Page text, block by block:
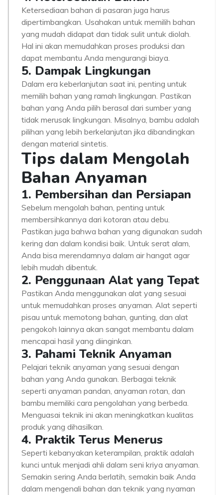
Ketersediaan bahan di pasaran juga harus
dipertimbangkan. Usahakan untuk memilih bahan
yang mudah didapat dan tidak sulit untuk diolah.
Hal ini akan memudahkan proses produksi dan
dapat membantu Anda mengurangi biaya.
5. Dampak Lingkungan
Dalam era keberlanjutan saat ini, penting untuk
memilih bahan yang ramah lingkungan. Pastikan
bahan yang Anda pilih berasal dari sumber yang
tidak merusak lingkungan. Misalnya, bambu adalah
pilihan yang lebih berkelanjutan jika dibandingkan
dengan material sintetis.
Tips dalam Mengolah
Bahan Anyaman
1. Pembersihan dan Persiapan
Sebelum mengolah bahan, penting untuk
membersihkannya dari kotoran atau debu.
Pastikan juga bahwa bahan yang digunakan sudah
kering dan dalam kondisi baik. Untuk serat alam,
Anda bisa merendamnya dalam air hangat agar
lebih mudah dibentuk.
2. Penggunaan Alat yang Tepat
Pastikan Anda menggunakan alat yang sesuai
untuk memudahkan proses anyaman. Alat seperti
pisau untuk memotong bahan, gunting, dan alat
pengokoh lainnya akan sangat membantu dalam
mencapai hasil yang diinginkan.
3. Pahami Teknik Anyaman
Pelajari teknik anyaman yang sesuai dengan
bahan yang Anda gunakan. Berbagai teknik
seperti anyaman pandan, anyaman rotan, dan
bambu memiliki cara pengolahan yang berbeda.
Menguasai teknik ini akan meningkatkan kualitas
produk yang dihasilkan.
4. Praktik Terus Menerus
Seperti kebanyakan keterampilan, praktik adalah
kunci untuk menjadi ahli dalam seni kriya anyaman.
Semakin sering Anda berlatih, semakin baik Anda
dalam mengenali bahan dan teknik yang nyaman